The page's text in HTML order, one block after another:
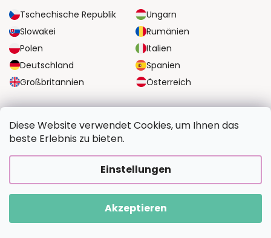
Diese Website verwendet Cookies, um Ihnen das
beste Erlebnis zu bieten.
Einstellungen
Akzeptieren
Tschechische Republik
Ungarn
Slowakei
Rumänien
Polen
Italien
Deutschland
Spanien
Großbritannien
Österreich
SICHERE ZAHLUNGSOPTIONEN
Erstellt von Shoptet Premium|UpraviloFV STUDIO
BildvomFoto.at. Alle Rechte vorbehalten.